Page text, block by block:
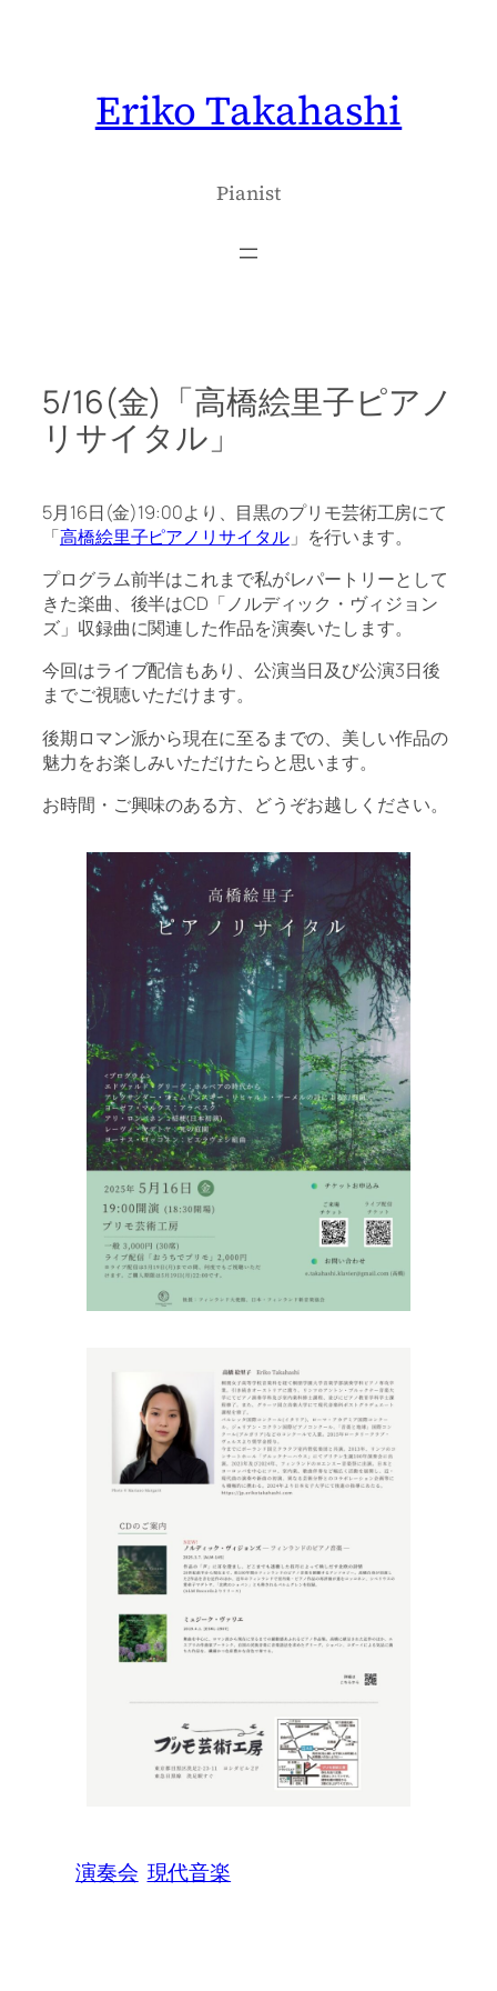
Eriko Takahashi
Pianist
5/16(金)「高橋絵里子ピアノ
リサイタル」
5月16日(金)19:00より、目黒のプリモ芸術工房にて
「高橋絵里子ピアノリサイタル」を行います。
プログラム前半はこれまで私がレパートリーとして
きた楽曲、後半はCD「ノルディック・ヴィジョン
ズ」収録曲に関連した作品を演奏いたします。
今回はライブ配信もあり、公演当日及び公演3日後
までご視聴いただけます。
後期ロマン派から現在に至るまでの、美しい作品の
魅力をお楽しみいただけたらと思います。
お時間・ご興味のある方、どうぞお越しください。
演奏会 現代音楽